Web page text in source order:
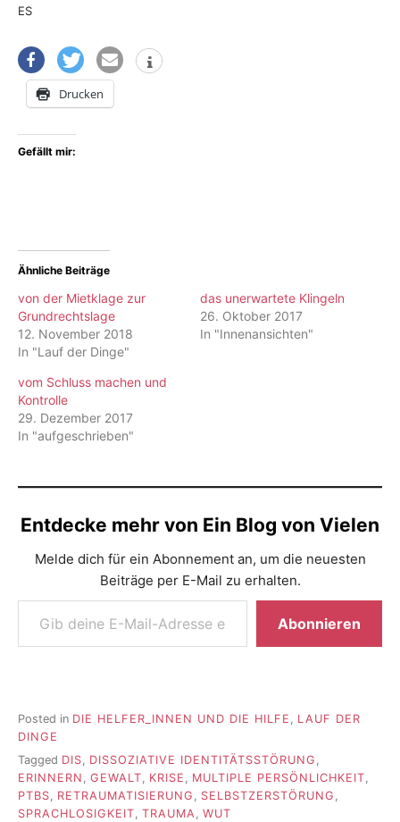
ES
Drucken
Gefällt mir:
Ähnliche Beiträge
von der Mietklage zur
Grundrechtslage
12. November 2018
In "Lauf der Dinge"
das unerwartete Klingeln
26. Oktober 2017
In "Innenansichten"
vom Schluss machen und
Kontrolle
29. Dezember 2017
In "aufgeschrieben"
Entdecke mehr von Ein Blog von Vielen
Melde dich für ein Abonnement an, um die neuesten
Beiträge per E-Mail zu erhalten.
Gib deine E-Mail-Adresse ein ...
Abonnieren
Posted in DIE HELFER_INNEN UND DIE HILFE
LAUF DER
DINGE
Tagged DIS, DISSOZIATIVE IDENTITÄTSSTÖRUNG ,
ERINNERN , GEWALT, KRISE , MULTIPLE PERSÖNLICHKEIT,
PTBS, RETRAUMATISIERUNG , SELBSTZERSTÖRUNG ,
SPRACHLOSIGKEIT, TRAUMA, WUT